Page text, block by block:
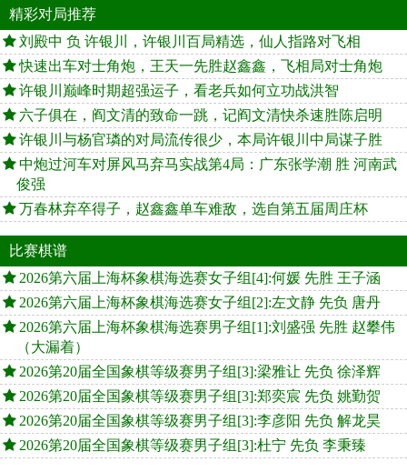
精彩对局推荐
刘殿中 负 许银川，许银川百局精选，仙人指路对飞相
快速出车对士角炮，王天一先胜赵鑫鑫，飞相局对士角炮
许银川巅峰时期超强运子，看老兵如何立功战洪智
六子俱在，阎文清的致命一跳，记阎文清快杀速胜陈启明
许银川与杨官璘的对局流传很少，本局许银川中局谋子胜
中炮过河车对屏风马弃马实战第4局：广东张学潮 胜 河南武
俊强
万春林弃卒得子，赵鑫鑫单车难敌，选自第五届周庄杯
比赛棋谱
2026第六届上海杯象棋海选赛女子组[4]:何媛 先胜 王子涵
2026第六届上海杯象棋海选赛女子组[2]:左文静 先负 唐丹
2026第六届上海杯象棋海选赛男子组[1]:刘盛强 先胜 赵攀伟
（大漏着）
2026第20届全国象棋等级赛男子组[3]:梁雅让 先负 徐泽辉
2026第20届全国象棋等级赛男子组[3]:郑奕宸 先负 姚勤贺
2026第20届全国象棋等级赛男子组[3]:李彦阳 先负 解龙昊
2026第20届全国象棋等级赛男子组[3]:杜宁 先负 李秉臻